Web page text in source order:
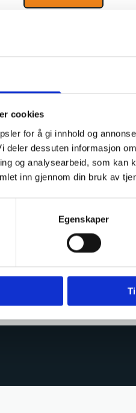
cookies
for å gi innhold og
deler dessuten informasjon
og analysearbeid, som kan
inn gjennom din bruk av
Egenskaper
COME
I'm often in the store out of